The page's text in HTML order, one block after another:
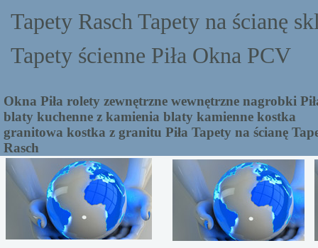
Tapety Rasch Tapety na ścianę
Tapety ścienne Piła Okna PCV
Okna Piła rolety zewnętrzne wewnętrzne nagrobki
blaty kuchenne z kamienia blaty kamienne kostka
granitowa kostka z granitu Piła Tapety na ścianę
Rasch